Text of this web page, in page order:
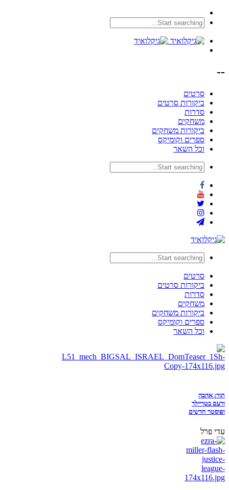
--
סרטים
ביקורות סרטים
סדרות
משחקים
ביקורות משחקים
ספרים וקומיקס
וכל השאר
סרטים
ביקורות סרטים
סדרות
משחקים
ביקורות משחקים
ספרים וקומיקס
וכל השאר
תור: אהבה
ורעם בטריילר
ופוסטר חדשים
עדי פרל